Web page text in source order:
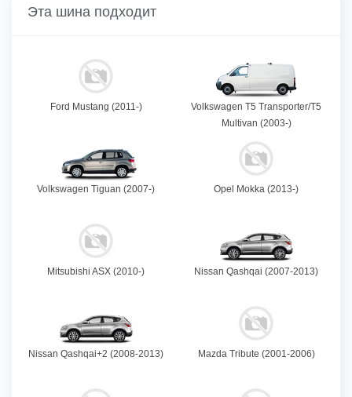
Эта шина подходит
Ford Mustang (2011-)
Volkswagen T5 Transporter/T5
Multivan (2003-)
Volkswagen Tiguan (2007-) Opel Mokka (2013-)
Mitsubishi ASX (2010-) Nissan Qashqai (2007-2013)
Nissan Qashqai+2 (2008-2013) Mazda Tribute (2001-2006)